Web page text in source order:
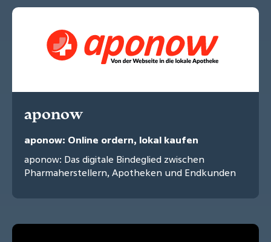
aponow
aponow: Online ordern, lokal kaufen
aponow: Das digitale Bindeglied zwischen
Pharmaherstellern, Apotheken und Endkunden